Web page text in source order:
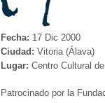
Fecha: 17 Dic 2000
Ciudad: Vitoria (Álava)
Lugar: Centro Cultural
Patrocinado por la